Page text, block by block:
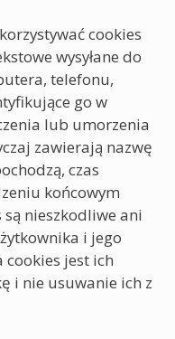
cookies
wysyłane do
telefonu,
go w
lub umorzenia
zawierają nazwę
czas
końcowym
nieszkodliwe ani
i jego
cookies jest ich
i nie usuwanie ich z